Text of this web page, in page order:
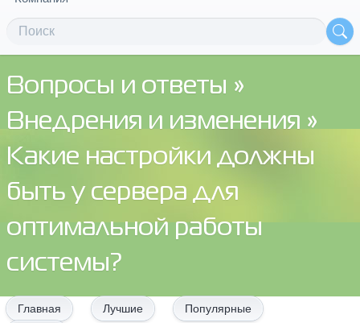
Вопросы и ответы »
Внедрения и изменения »
Какие настройки должны
быть у сервера для
оптимальной работы
системы?
Главная Лучшие
Популярные